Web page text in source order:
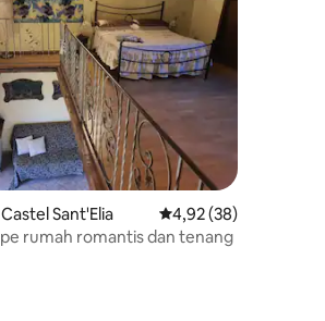
33 ulasan
Sant'Elia Nilai rata-rata 4,92
4,92 (38)
rumah romantis dan tenang